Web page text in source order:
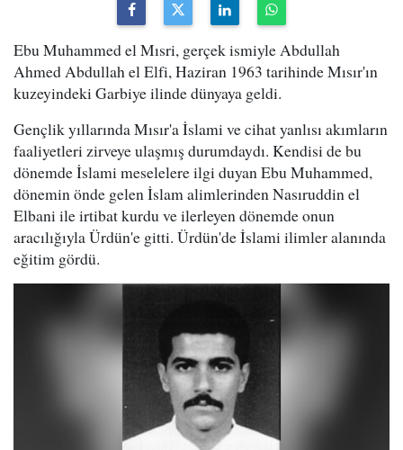
Ebu Muhammed el Mısri, gerçek ismiyle Abdullah
Ahmed Abdullah el Elfi, Haziran 1963 tarihinde Mısır'ın
kuzeyindeki Garbiye ilinde dünyaya geldi.
Gençlik yıllarında Mısır'a İslami ve cihat yanlısı akımların
faaliyetleri zirveye ulaşmış durumdaydı. Kendisi de bu
dönemde İslami meselelere ilgi duyan Ebu Muhammed,
dönemin önde gelen İslam alimlerinden Nasıruddin el
Elbani ile irtibat kurdu ve ilerleyen dönemde onun
aracılığıyla Ürdün'e gitti. Ürdün'de İslami ilimler alanında
eğitim gördü.